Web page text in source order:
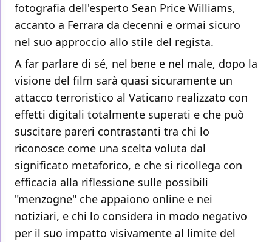
fotografia dell'esperto Sean Price Williams,
accanto a Ferrara da decenni e ormai sicuro
nel suo approccio allo stile del regista.
A far parlare di sé, nel bene e nel male, dopo la
visione del film sarà quasi sicuramente un
attacco terroristico al Vaticano realizzato con
effetti digitali totalmente superati e che può
suscitare pareri contrastanti tra chi lo
riconosce come una scelta voluta dal
significato metaforico, e che si ricollega con
efficacia alla riflessione sulle possibili
"menzogne" che appaiono online e nei
notiziari, e chi lo considera in modo negativo
per il suo impatto visivamente al limite del